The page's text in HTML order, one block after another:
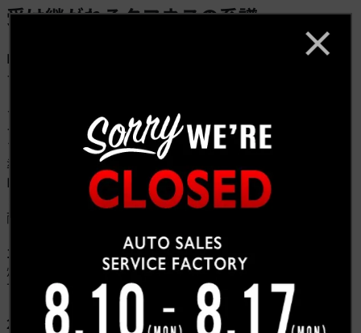
受け継がれるタフネスの系譜
Fシリーズの代名詞
（ビルト・フォ
ード・タフ）」は、アメリカの自動車メーカー、フォー
クやSUVの耐久性、信頼性、力強さを象徴する公式スロ
ーガンです。
フォードは長年にわたり、“壊れないトラック”という基
準を築いてきました。
F-150をはじめとする各モデルは、市場に送り出される
までに過酷な環境下で徹底的なテストを繰り返し、その
耐久性と信頼性を証明しています。
1.過酷な環境での実証テスト
灼熱の砂漠地帯から極寒の路面環境まで、あらゆる条件
下で性能を検証。
2.使用目的に基づいたタフな設計思想